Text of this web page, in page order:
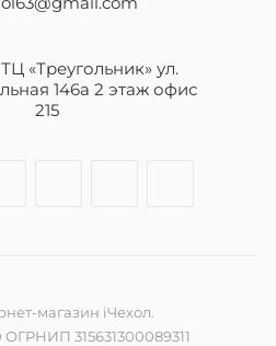
«Треугольник» ул.
146а 2 этаж офис
215
магазин iЧехол.
ОГРНИП 315631300089311